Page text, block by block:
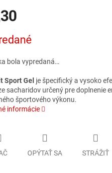
bola vypredaná…
Sport Gel je špecifický a vysoko
sacharidov určený pre doplnenie
športového výkonu.
informácie
OPÝTAŤ SA STRÁŽIŤ